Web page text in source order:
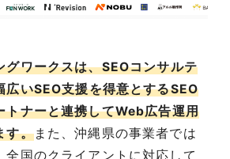
グワークスは、SEOコンサルテ
広いSEO支援を得意とするSEO
トナーと連携してWeb広告運用
す。また、沖縄県の事業者では
全国のクライアントに対応して